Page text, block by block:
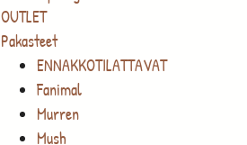
OUTLET
Pakasteet
ENNAKKOTILATTAVAT
Fanimal
Murren
Mush